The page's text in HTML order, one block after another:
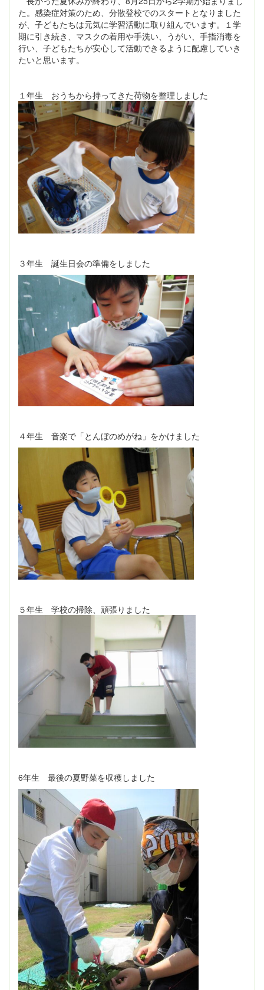
た。感染症対策のため、分散登校でのスタートとなりました
が、子どもたちは元気に学習活動に取り組んでいます。１学
期に引き続き、マスクの着用や手洗い、うがい、手指消毒を
行い、子どもたちが安心して活動できるように配慮していき
たいと思います。
１年生 おうちから持ってきた荷物を整理しました
３年生 誕生日会の準備をしました
４年生 音楽で「とんぼのめがね」をかけました
５年生 学校の掃除、頑張りました
6年生 最後の夏野菜を収穫しました